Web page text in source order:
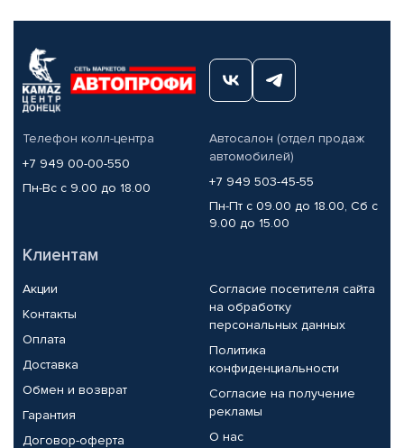
Телефон колл-центра
+7 949 00-00-550
Пн-Вс с 9.00 до 18.00
Автосалон (отдел продаж
автомобилей)
+7 949 503-45-55
Пн-Пт с 09.00 до 18.00, Сб с
9.00 до 15.00
Клиентам
Акции
Контакты
Оплата
Доставка
Обмен и возврат
Гарантия
Договор-оферта
Согласие посетителя сайта
на обработку
персональных данных
Политика
конфиденциальности
Согласие на получение
рекламы
О нас